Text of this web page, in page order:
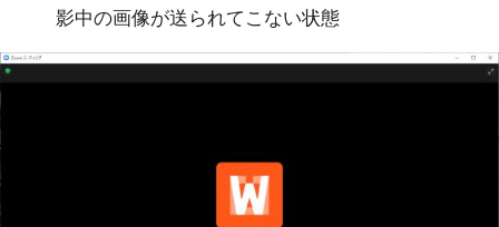
影中の画像が送られてこない状態